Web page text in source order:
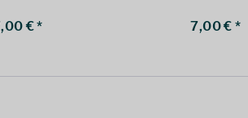
€ * 7,00 € *